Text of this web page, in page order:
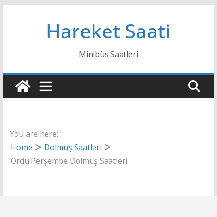
Hareket Saati
Minibüs Saatleri
You are here:
Home
Dolmuş Saatleri
Ordu Perşembe Dolmuş Saatleri